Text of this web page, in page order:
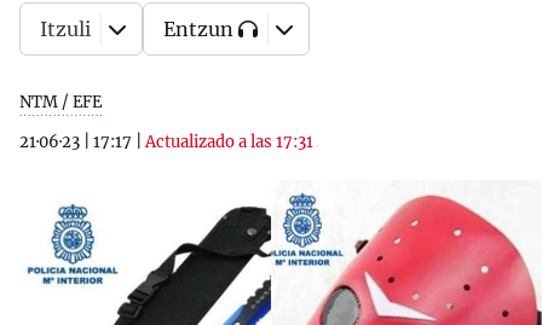
NTM / EFE
21·06·23
17:17 |Actualizado a las 17:31
Itzuli Entzun